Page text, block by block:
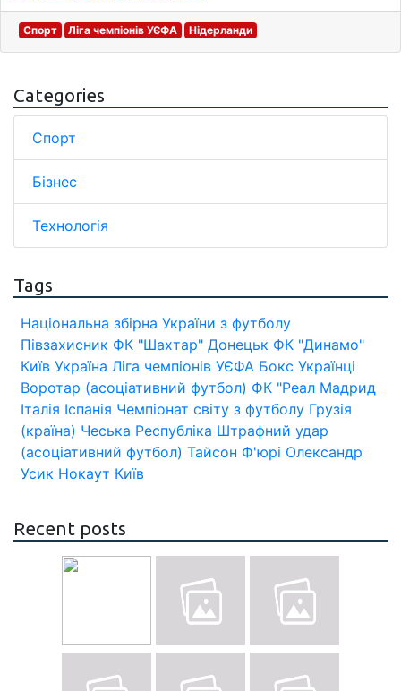
Спорт Ліга чемпіонів УЄФА Нідерланди
Categories
Спорт
Бізнес
Технологія
Tags
Національна збірна України з футболу
Півзахисник ФК "Шахтар" Донецьк ФК "Динамо"
Київ Україна Ліга чемпіонів УЄФА Бокс Українці
Воротар (асоціативний футбол) ФК "Реал Мадрид
Італія Іспанія Чемпіонат світу з футболу Грузія
(країна) Чеська Республіка Штрафний удар
(асоціативний футбол) Тайсон Ф'юрі Олександр
Усик Нокаут Київ
Recent posts